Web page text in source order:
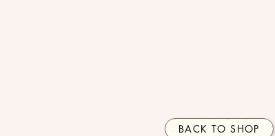
BACK TO SHOP